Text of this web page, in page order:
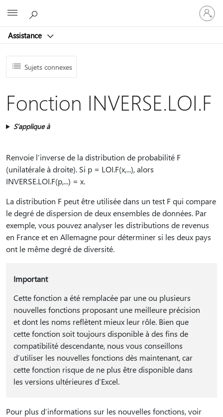
Assistance
vous
à
compte
Sujets connexes
Fonction INVERSE.LOI.F
S’applique à
Renvoie l’inverse de la distribution de probabilité F
(unilatérale à droite). Si p = LOI.F(x,...), alors
INVERSE.LOI.F(p,...) = x.
La distribution F peut être utilisée dans un test F qui compare
le degré de dispersion de deux ensembles de données. Par
exemple, vous pouvez analyser les distributions de revenus
en France et en Allemagne pour déterminer si les deux pays
ont le même degré de diversité.
Important
Cette fonction a été remplacée par une ou plusieurs
nouvelles fonctions proposant une meilleure précision
et dont les noms reflètent mieux leur rôle. Bien que
cette fonction soit toujours disponible à des fins de
compatibilité descendante, nous vous conseillons
d’utiliser les nouvelles fonctions dès maintenant, car
cette fonction risque de ne plus être disponible dans
les versions ultérieures d’Excel.
Pour plus d’informations sur les nouvelles fonctions, voir